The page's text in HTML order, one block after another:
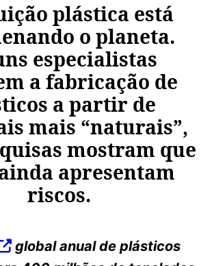
plástica está
o planeta.
especialistas
a fabricação de
a partir de
mais “naturais”,
mostram que
apresentam
riscos.
global anual de plásticos